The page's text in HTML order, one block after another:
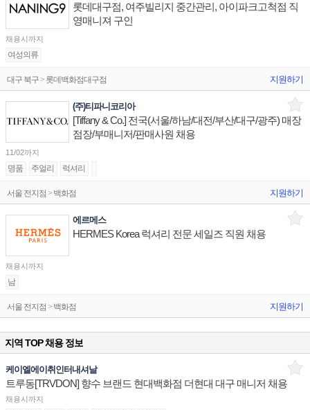
롯데대구점, 여주빌리지 중간관리, 아이파크고척점 직
영매니져 구인
채용시까지
여성의류
대구 북구 > 롯데백화점대구점 지원하기
(주)티파니코리아
[Tiffany & Co.] 전국(서울/하남/대전/부산/대구/광주) 매장
점장/부매니저/판매사원 채용
11/02까지
명품 주얼리 럭셔리
서울 전지점 > 백화점 지원하기
에르메스
HERMES Korea 럭셔리 전문 세일즈 직원 채용
채용시까지
남
서울 전지점 > 백화점 지원하기
지역 TOP 채용 정보
케이엘에이취인터내셔날
트루동[TRVDON] 향수 브랜드 현대백화점 더현대 대구 매니저 채용
채용시까지